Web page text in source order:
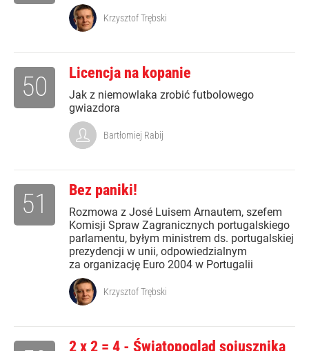
Krzysztof Trębski
Licencja na kopanie
Jak z niemowlaka zrobić futbolowego
gwiazdora
50
Bartłomiej Rabij
Bez paniki!
Rozmowa z José Luisem Arnautem, szefem
Komisji Spraw Zagranicznych portugalskiego
parlamentu, byłym ministrem ds. portugalskiej
prezydencji w unii, odpowiedzialnym
za organizację Euro 2004 w Portugalii
51
Krzysztof Trębski
2 x 2 = 4 - Światopogląd sojusznika